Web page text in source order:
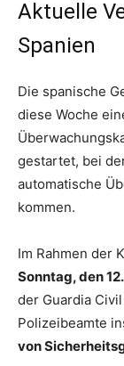
Aktuelle
Spanien
Die spanische
diese Woche
gestartet, bei
automatische
kommen.
Im Rahmen der
Sonntag, den
der Guardia
Polizeibeamte
von